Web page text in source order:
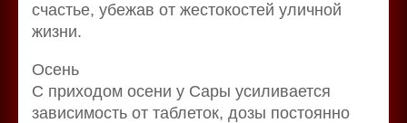
счастье, убежав от жестокостей уличной
жизни.
Осень
С приходом осени у Сары усиливается
зависимость от таблеток, дозы постоянно